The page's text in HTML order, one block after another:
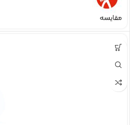
مقایسه